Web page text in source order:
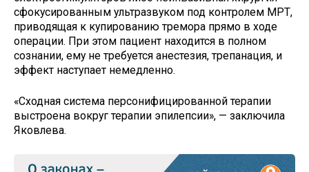
сфокусированным ультразвуком под контролем МРТ,
приводящая к купированию тремора прямо в ходе
операции. При этом пациент находится в полном
сознании, ему не требуется анестезия, трепанация, и
эффект наступает немедленно.
«Сходная система персонифицированной терапии
выстроена вокруг терапии эпилепсии», — заключила
Яковлева.